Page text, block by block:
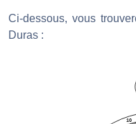
Ci-dessous, vous
Duras :
10